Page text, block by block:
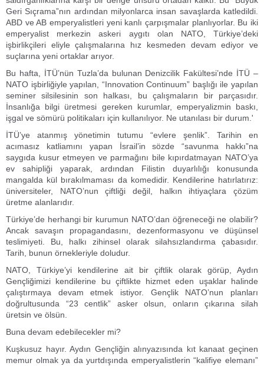
Geri Sıçrama”nın ardından milyonlarca insan savaşlarda katledildi.
ABD ve AB emperyalistleri yeni kanlı çarpışmalar planlıyorlar. Bu iki
emperyalist merkezin askeri aygıtı olan NATO, Türkiye’deki
işbirlikçileri eliyle çalışmalarına hız kesmeden devam ediyor ve
suçlarına yeni ortaklar arıyor.
Bu hafta, İTÜ’nün Tuzla’da bulunan Denizcilik Fakültesi’nde İTÜ –
NATO işbirliğiyle yapılan, “Innovation Continuum” başlığı ile yapılan
seminer silsilesinin son halkası, bu çalışmaların bir parçasıdır.
İnsanlığa bilgi üretmesi gereken kurumlar, emperyalizmin baskı,
işgal ve sömürü politikaları için kullanılıyor. Ne utanılası bir durum.'
İTÜ’ye atanmış yönetimin tutumu “evlere şenlik”. Tarihin en
acımasız katliamını yapan İsrail’in sözde “savunma hakkı”na
saygıda kusur etmeyen ve parmağını bile kıpırdatmayan NATO’ya
ev sahipliği yaparak, ardından Filistin duyarlılığı konusunda
mangalda kül bırakılmaması da komedidir. Kendilerine hatırlatırız:
üniversiteler, NATO’nun çiftliği değil, halkın ihtiyaçlara çözüm
üretme alanlarıdır.
Türkiye’de herhangi bir kurumun NATO’dan öğreneceği ne olabilir?
Ancak savaşın propagandasını, dezenformasyonu ve düşünsel
teslimiyeti. Bu, halkı zihinsel olarak silahsızlandırma çabasıdır.
Tarih, bunun örnekleriyle doludur.
NATO, Türkiye’yi kendilerine ait bir çiftlik olarak görüp, Aydın
Gençliğimizi kendilerine bu çiftlikte hizmet eden uşaklar halinde
çalıştırmaya devam etmek istiyor. Gençlik NATO’nun planları
doğrultusunda “23 centlik” asker olsun, onların çıkarına silah
üretsin ve ölsün.
Buna devam edebilecekler mi?
Kuşkusuz hayır. Aydın Gençliğin alınyazısında kıt kanaat geçinen
memur olmak ya da yurtdışında emperyalistlerin “kalifiye elemanı”